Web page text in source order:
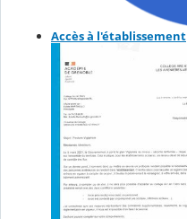
Accès à l'établissement